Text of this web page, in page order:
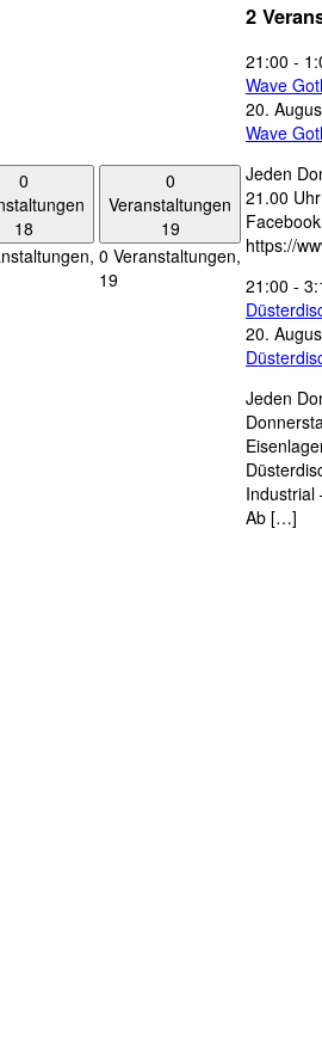
0
18
0
Veranstaltungen
19
0 Veranstaltungen,
19
2
21:00 -
Wave
20.
Wave
Jeden
21.00
https://
21:00 -
20.
Jeden
Industrial
Ab […]